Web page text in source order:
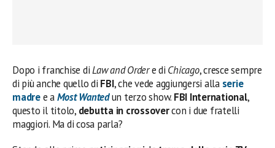
Dopo i franchise diLaw and Ordere di Chicago, cresce sempre
di più anche quello di FBI, che vede aggiungersi alla serie
madree aMost Wantedun terzo show. FBI International,
questo il titolo, debutta in crossovercon i due fratelli
maggiori. Ma di cosa parla?